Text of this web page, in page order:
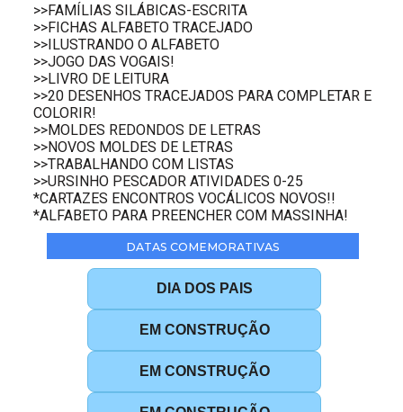
>>FAMÍLIAS SILÁBICAS-ESCRITA
>>FICHAS ALFABETO TRACEJADO
>>ILUSTRANDO O ALFABETO
>>JOGO DAS VOGAIS!
>>LIVRO DE LEITURA
>>20 DESENHOS TRACEJADOS PARA COMPLETAR E
COLORIR!
>>MOLDES REDONDOS DE LETRAS
>>NOVOS MOLDES DE LETRAS
>>TRABALHANDO COM LISTAS
>>URSINHO PESCADOR ATIVIDADES 0-25
*CARTAZES ENCONTROS VOCÁLICOS NOVOS!!
*ALFABETO PARA PREENCHER COM MASSINHA!
DATAS COMEMORATIVAS
DIA DOS PAIS
EM CONSTRUÇÃO
EM CONSTRUÇÃO